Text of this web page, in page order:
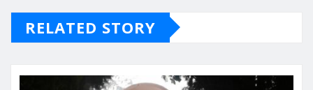
RELATED STORY